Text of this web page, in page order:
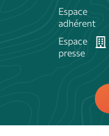
Espace
adhérent
Espace
presse